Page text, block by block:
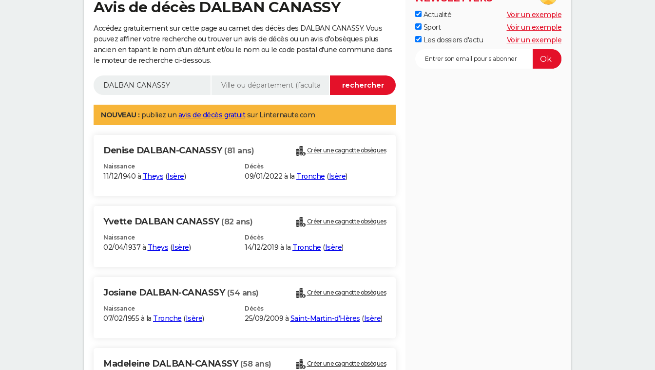
Avis de décès DALBAN CANASSY
Accédez gratuitement sur cette page au carnet des décès des DALBAN CANASSY. Vous
pouvez affiner votre recherche ou trouver un avis de décès ou un avis d'obsèques plus
ancien en tapant le nom d'un défunt et/ou le nom ou le code postal d'une commune dans
le moteur de recherche ci-dessous.
NOUVEAU : publiez un avis de décès gratuitsur Linternaute.com
Denise DALBAN-CANASSY (81 ans) Créer une cagnotte obsèques
Naissance
11/12/1940 à Theys (Isère)
Décès
09/01/2022 à la Tronche (Isère)
Yvette DALBAN CANASSY (82 ans) Créer une cagnotte obsèques
Naissance
02/04/1937 à Theys (Isère)
Décès
14/12/2019 à la Tronche (Isère)
Josiane DALBAN-CANASSY (54 ans) Créer une cagnotte obsèques
Naissance
07/02/1955 à la Tronche (Isère)
Décès
25/09/2009 à Saint-Martin-d'Hères (Isère)
Madeleine DALBAN-CANASSY (58 ans) Créer une cagnotte obsèques
Actualité
Voir un exemple
Sport
Voir un exemple
Les dossiers d'actu
Voir un exemple